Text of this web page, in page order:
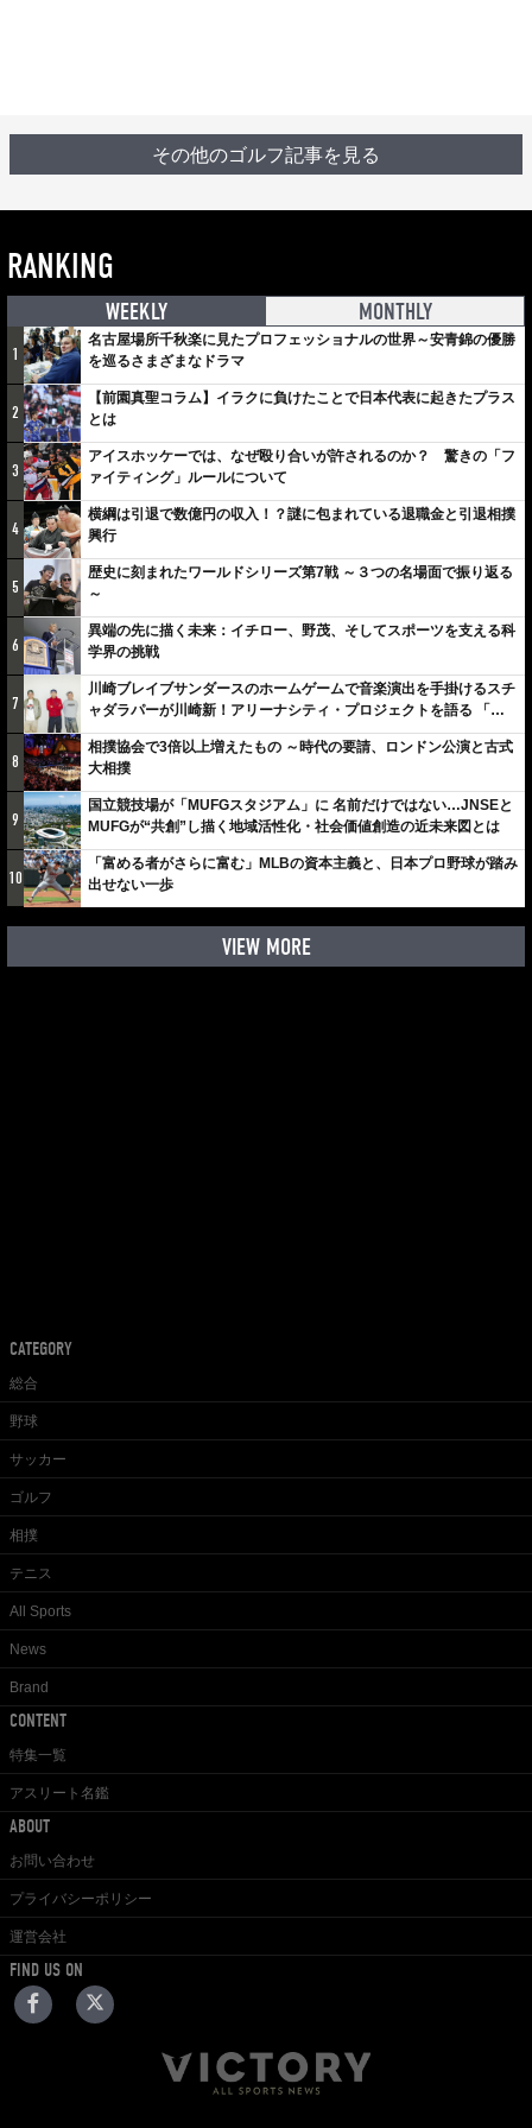
その他のゴルフ記事を見る
RANKING
WEEKLY MONTHLY
1
名古屋場所千秋楽に見たプロフェッショナルの世界～安青錦の優勝
を巡るさまざまなドラマ
2
【前園真聖コラム】イラクに負けたことで日本代表に起きたプラス
とは
3
アイスホッケーでは、なぜ殴り合いが許されるのか？ 驚きの「フ
ァイティング」ルールについて
4
横綱は引退で数億円の収入！？謎に包まれている退職金と引退相撲
興行
5
歴史に刻まれたワールドシリーズ第7戦 ～３つの名場面で振り返る
～
6
異端の先に描く未来：イチロー、野茂、そしてスポーツを支える科
学界の挑戦
7
川崎ブレイブサンダースのホームゲームで音楽演出を手掛けるスチ
ャダラパーが川崎新！アリーナシティ・プロジェクトを語る 「楽
しみでしかないでしょ。川崎は、ずっと成長曲線だから」
8
相撲協会で3倍以上増えたもの ～時代の要請、ロンドン公演と古式
大相撲
9
国立競技場が「MUFGスタジアム」に 名前だけではない…JNSEと
MUFGが“共創”し描く地域活性化・社会価値創造の近未来図とは
10
「富める者がさらに富む」MLBの資本主義と、日本プロ野球が踏み
出せない一歩
VIEW MORE
CATEGORY
総合
野球
サッカー
ゴルフ
相撲
テニス
All Sports
News
Brand
CONTENT
特集一覧
アスリート名鑑
ABOUT
お問い合わせ
プライバシーポリシー
運営会社
FIND US ON